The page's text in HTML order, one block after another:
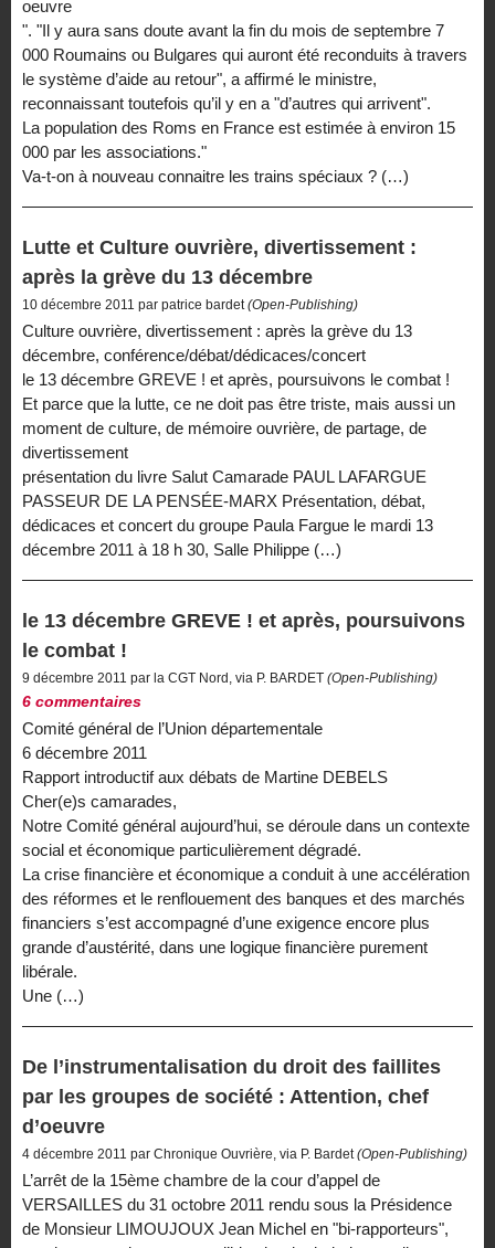
oeuvre
". "Il y aura sans doute avant la fin du mois de septembre 7
000 Roumains ou Bulgares qui auront été reconduits à travers
le système d’aide au retour", a affirmé le ministre,
reconnaissant toutefois qu’il y en a "d’autres qui arrivent".
La population des Roms en France est estimée à environ 15
000 par les associations."
Va-t-on à nouveau connaitre les trains spéciaux ? (…)
Lutte et Culture ouvrière, divertissement :
après la grève du 13 décembre
10 décembre 2011 par patrice bardet(Open-Publishing)
Culture ouvrière, divertissement : après la grève du 13
décembre, conférence/débat/dédicaces/concert
le 13 décembre GREVE ! et après, poursuivons le combat !
Et parce que la lutte, ce ne doit pas être triste, mais aussi un
moment de culture, de mémoire ouvrière, de partage, de
divertissement
présentation du livre Salut Camarade PAUL LAFARGUE
PASSEUR DE LA PENSÉE-MARX Présentation, débat,
dédicaces et concert du groupe Paula Fargue le mardi 13
décembre 2011 à 18 h 30, Salle Philippe (…)
le 13 décembre GREVE ! et après, poursuivons
le combat !
9 décembre 2011 par la CGT Nord, via P. BARDET (Open-Publishing)
6 commentaires
Comité général de l’Union départementale
6 décembre 2011
Rapport introductif aux débats de Martine DEBELS
Cher(e)s camarades,
Notre Comité général aujourd’hui, se déroule dans un contexte
social et économique particulièrement dégradé.
La crise financière et économique a conduit à une accélération
des réformes et le renflouement des banques et des marchés
financiers s’est accompagné d’une exigence encore plus
grande d’austérité, dans une logique financière purement
libérale.
Une (…)
De l’instrumentalisation du droit des faillites
par les groupes de société : Attention, chef
d’oeuvre
4 décembre 2011 par Chronique Ouvrière, via P. Bardet(Open-Publishing)
L’arrêt de la 15ème chambre de la cour d’appel de
VERSAILLES du 31 octobre 2011 rendu sous la Présidence
de Monsieur LIMOUJOUX Jean Michel en "bi-rapporteurs",